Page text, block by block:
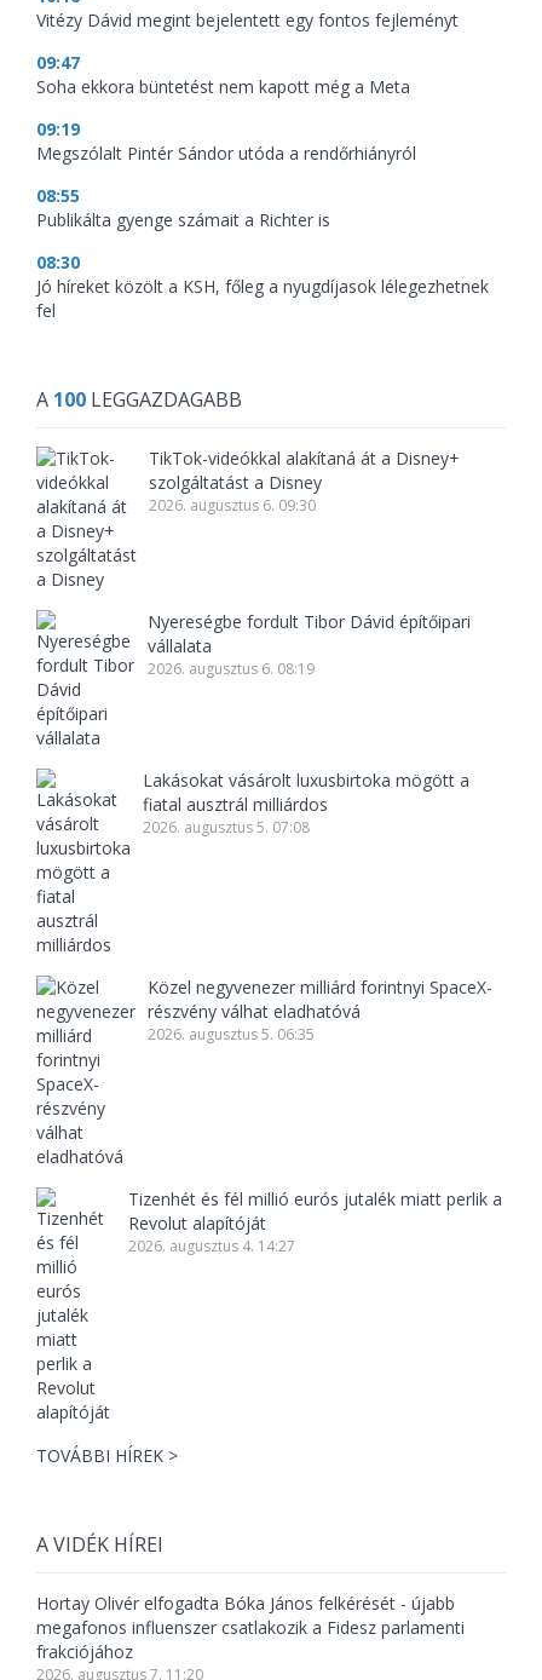
Vitézy Dávid megint bejelentett egy fontos fejleményt
09:47
Soha ekkora büntetést nem kapott még a Meta
09:19
Megszólalt Pintér Sándor utóda a rendőrhiányról
08:55
Publikálta gyenge számait a Richter is
08:30
Jó híreket közölt a KSH, főleg a nyugdíjasok lélegezhetnek
fel
A 100 LEGGAZDAGABB
TikTok-videókkal alakítaná át a Disney+
szolgáltatást a Disney
2026. augusztus 6. 09:30
Nyereségbe fordult Tibor Dávid építőipari
vállalata
2026. augusztus 6. 08:19
Lakásokat vásárolt luxusbirtoka mögött a
fiatal ausztrál milliárdos
2026. augusztus 5. 07:08
Közel negyvenezer milliárd forintnyi SpaceX-
részvény válhat eladhatóvá
2026. augusztus 5. 06:35
Tizenhét és fél millió eurós jutalék miatt perlik a
Revolut alapítóját
2026. augusztus 4. 14:27
TOVÁBBI HÍREK >
A VIDÉK HÍREI
Hortay Olivér elfogadta Bóka János felkérését - újabb
megafonos influenszer csatlakozik a Fidesz parlamenti
frakciójához
2026. augusztus 7. 11:20